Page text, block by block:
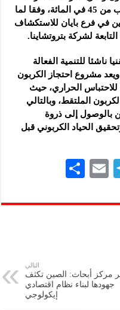
من معدل استخراج النفط إلى ما يقرب من 45 في المائة، وفقا لما
في فرع بايان للاستكشاف
لشركة بتروتشاينا.
ناشئا للتنمية الفعالة
مشروع احتجاز الكربون
للاحتباس الحراري، حيث
الملتقط، وبالتالي
بالوصول إلى ذروة
من الكربون قبل عام 2030 وتحقيق الحياد الكربوني قبل
Te
gr
E
ai
ar
التالي
مركز أبحاث: الصين تكثف
جهودها لبناء نظام اقتصادي
إيكولوجي